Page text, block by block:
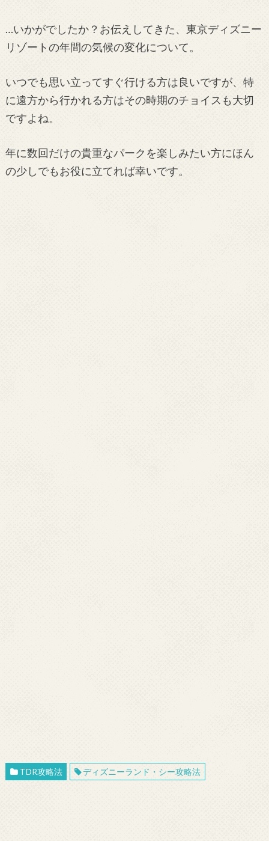
…いかがでしたか？お伝えしてきた、東京ディズニー
リゾートの年間の気候の変化について。
いつでも思い立ってすぐ行ける方は良いですが、特
に遠方から行かれる方はその時期のチョイスも大切
ですよね。
年に数回だけの貴重なパークを楽しみたい方にほん
の少しでもお役に立てれば幸いです。
TDR攻略法 ディズニーランド・シー攻略法